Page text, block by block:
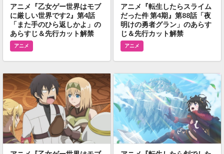
アニメ『乙女ゲー世界はモブ
に厳しい世界です2』第4話
「また手のひら返しかよ」の
あらすじ＆先行カット解禁
アニメ
アニメ『転生したらスライム
だった件 第4期』第88話「夜
明けの勇者グラン」のあらす
じ＆先行カット解禁
アニメ